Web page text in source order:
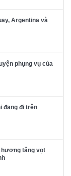
Argentina và
phụng vụ của
đang đi trên
tăng vọt